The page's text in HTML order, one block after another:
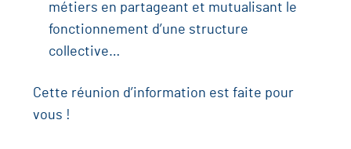
métiers en partageant et mutualisant le
fonctionnement d’une structure
collective…
Cette réunion d’information est faite pour
vous !